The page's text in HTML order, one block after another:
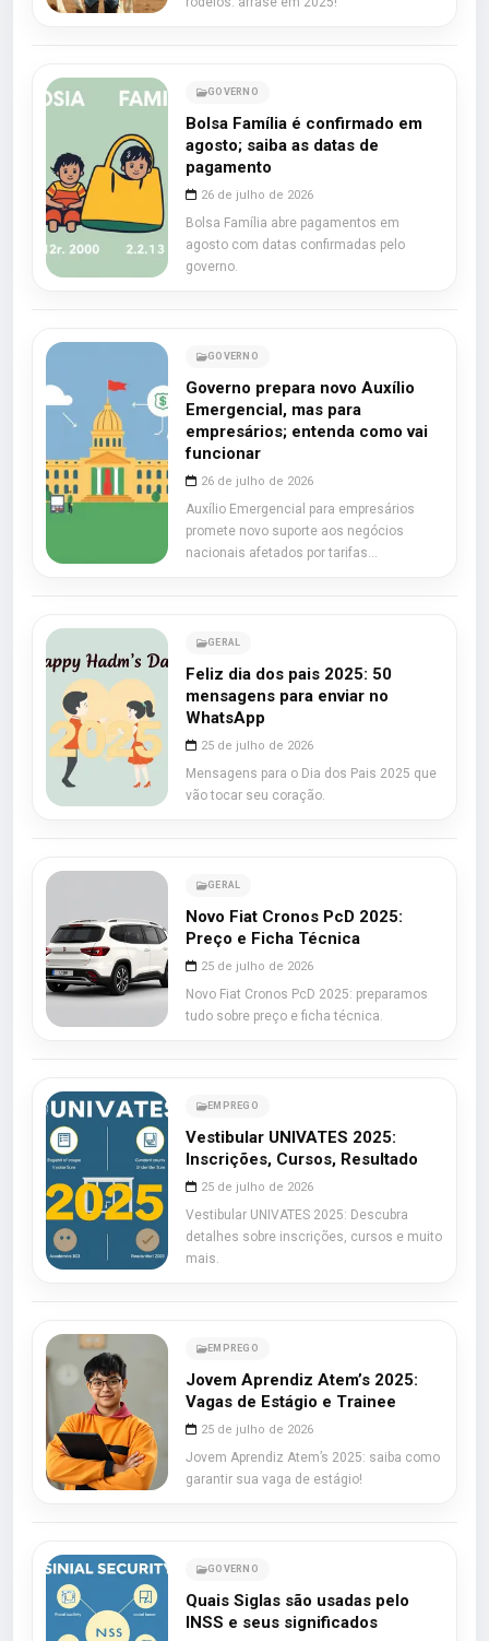
GOVERNO
Bolsa Família é confirmado em
agosto; saiba as datas de
pagamento
26 de julho de 2026
Bolsa Família abre pagamentos em
agosto com datas confirmadas pelo
governo.
GOVERNO
Governo prepara novo Auxílio
Emergencial, mas para
empresários; entenda como vai
funcionar
26 de julho de 2026
Auxílio Emergencial para empresários
promete novo suporte aos negócios
nacionais afetados por tarifas
GERAL
Feliz dia dos pais 2025: 50
mensagens para enviar no
WhatsApp
25 de julho de 2026
Mensagens para o Dia dos Pais 2025 que
vão tocar seu coração.
GERAL
Novo Fiat Cronos PcD 2025:
Preço e Ficha Técnica
25 de julho de 2026
Novo Fiat Cronos PcD 2025: preparamos
tudo sobre preço e ficha técnica.
EMPREGO
Vestibular UNIVATES 2025:
Inscrições, Cursos, Resultado
25 de julho de 2026
Vestibular UNIVATES 2025: Descubra
detalhes sobre inscrições, cursos e muito
mais.
EMPREGO
Jovem Aprendiz Atem’s 2025:
Vagas de Estágio e Trainee
25 de julho de 2026
Jovem Aprendiz Atem’s 2025: saiba como
garantir sua vaga de estágio!
GOVERNO
Quais Siglas são usadas pelo
INSS e seus significados